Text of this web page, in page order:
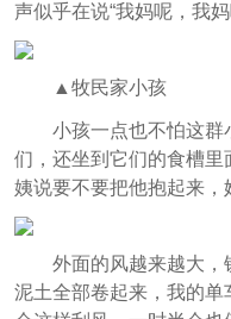
声似乎在说“我妈呢，我
▲牧民家小孩
小孩一点也不怕这群
们，还坐到它们的食槽
姨说要不要把他抱起来，
外面的风越来越大，
泥土全部卷起来，我的